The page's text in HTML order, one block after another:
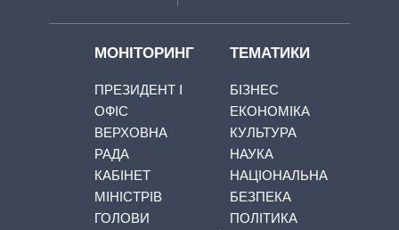
МОНІТОРИНГ
ПРЕЗИДЕНТ І
ОФІС
ВЕРХОВНА
РАДА
КАБІНЕТ
МІНІСТРІВ
ГОЛОВИ
ТЕМАТИКИ
БІЗНЕС
ЕКОНОМІКА
КУЛЬТУРА
НАУКА
НАЦІОНАЛЬНА
БЕЗПЕКА
ПОЛІТИКА